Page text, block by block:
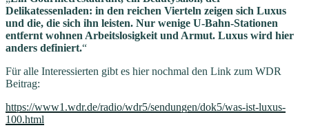
Delikatessenladen: in den reichen Vierteln zeigen sich Luxus
und die, die sich ihn leisten. Nur wenige U-Bahn-Stationen
entfernt wohnen Arbeitslosigkeit und Armut. Luxus wird hier
anders definiert.“
Für alle Interessierten gibt es hier nochmal den Link zum WDR
Beitrag:
https://www1.wdr.de/radio/wdr5/sendungen/dok5/was-ist-luxus-
100.html